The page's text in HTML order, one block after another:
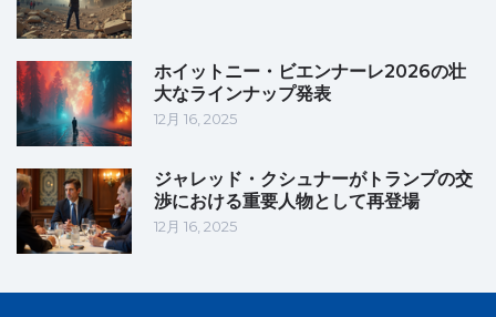
ホイットニー・ビエンナーレ2026の壮
大なラインナップ発表
12月 16, 2025
ジャレッド・クシュナーがトランプの交
渉における重要人物として再登場
12月 16, 2025